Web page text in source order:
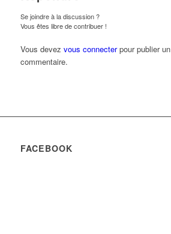
Se joindre à la discussion ?
Vous êtes libre de contribuer !
Vous devez vous connecterpour publier un
commentaire.
FACEBOOK